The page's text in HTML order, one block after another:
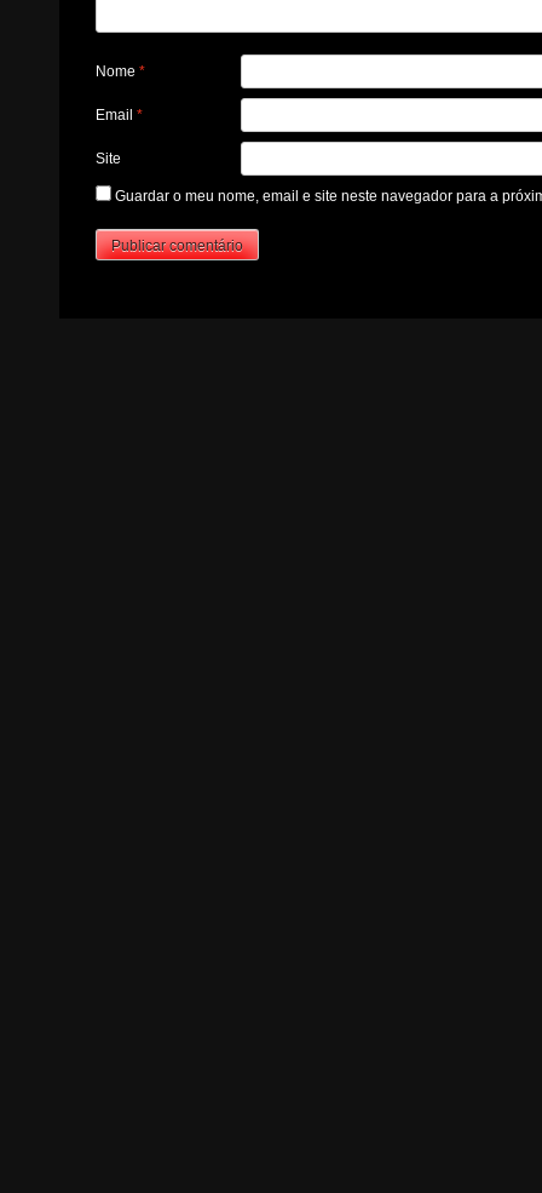
Nome*
Email*
Site
Guardar o meu nome, email e site neste navegador para a